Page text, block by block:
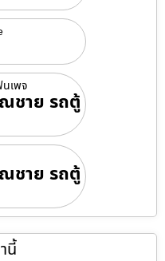
เพจ
ชาย รถตู้
ชาย รถตู้
นี้